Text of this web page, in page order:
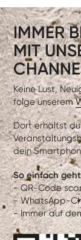
IMMER
MIT
Keine Lust,
folge unserem
Dort erhältst
dein
So einfach
- QR-Code
- WhatsApp-
- Immer auf